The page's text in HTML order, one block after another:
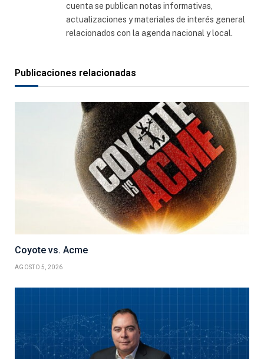
cuenta se publican notas informativas,
actualizaciones y materiales de interés general
relacionados con la agenda nacional y local.
Publicaciones relacionadas
Coyote vs. Acme
AGOSTO 5, 2026